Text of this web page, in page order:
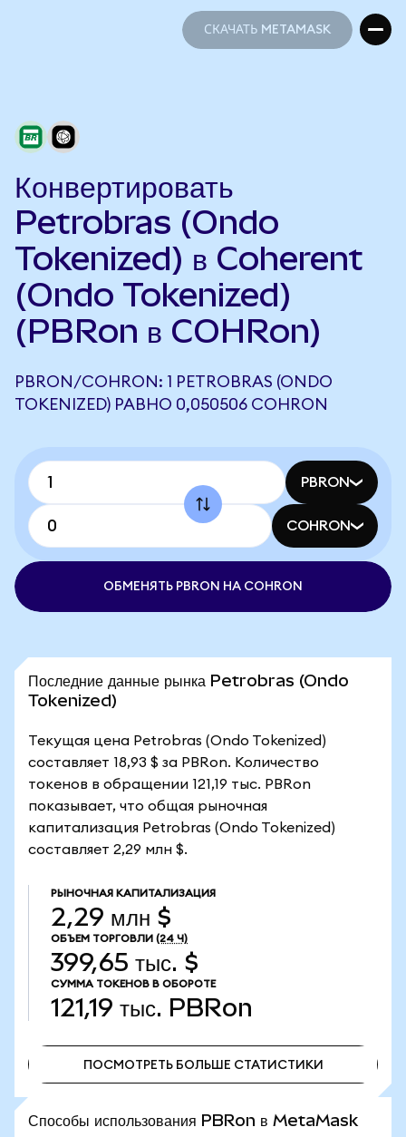
СКАЧАТЬ METAMASK
Конвертировать
Petrobras (Ondo
Tokenized) в Coherent
(Ondo Tokenized)
(PBRon в COHRon)
PBRON/COHRON: 1 PETROBRAS (ONDO
TOKENIZED) РАВНО 0,050506 COHRON
PBRON
COHRON
ОБМЕНЯТЬ PBRON НА COHRON
Последние данные рынка Petrobras (Ondo
Tokenized)
Текущая цена Petrobras (Ondo Tokenized)
составляет 18,93 $ за PBRon. Количество
токенов в обращении 121,19 тыс. PBRon
показывает, что общая рыночная
капитализация Petrobras (Ondo Tokenized)
составляет 2,29 млн $.
РЫНОЧНАЯ КАПИТАЛИЗАЦИЯ
2,29 млн $
ОБЪЕМ ТОРГОВЛИ (24 Ч)
399,65 тыс. $
СУММА ТОКЕНОВ В ОБОРОТЕ
121,19 тыс. PBRon
ПОСМОТРЕТЬ БОЛЬШЕ СТАТИСТИКИ
Способы использования PBRon в MetaMask